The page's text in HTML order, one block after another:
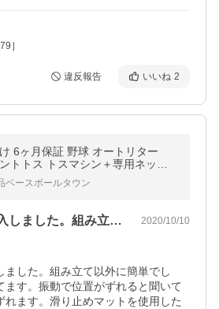
］
違反報告 いいね 2
6ヶ月保証 野球 オートリター
トトス トスマシン＋専用ネット
ール4個 トスマシーン バッティン
フィールドフォース
ベースボールタウン
子供のご褒美に購入しました。組み立て以… 2020/10/10
ました。組み立て以外に簡単でし
ます。振動で位置がずれると聞いて
れます。滑り止めマットを使用した